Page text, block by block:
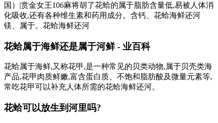
国）|赏金女王106麻将胡了花蛤的属于脂肪含量低,易被人体消
化吸收,还有各种维生素和药用成分。含钙、花蛤海鲜还河
镁、属于。花蛤海鲜还河
花蛤属于海鲜还是属于河鲜 - 业百科
花蛤属于海鲜,又称花甲,是一种常见的贝类动物,属于贝壳类海
产品,花甲肉质鲜嫩,富含蛋白质、不饱和脂肪酸及微量元素等,
常吃花甲可以补充人体所需的花蛤海鲜还河。
花蛤可以放生到河里吗?